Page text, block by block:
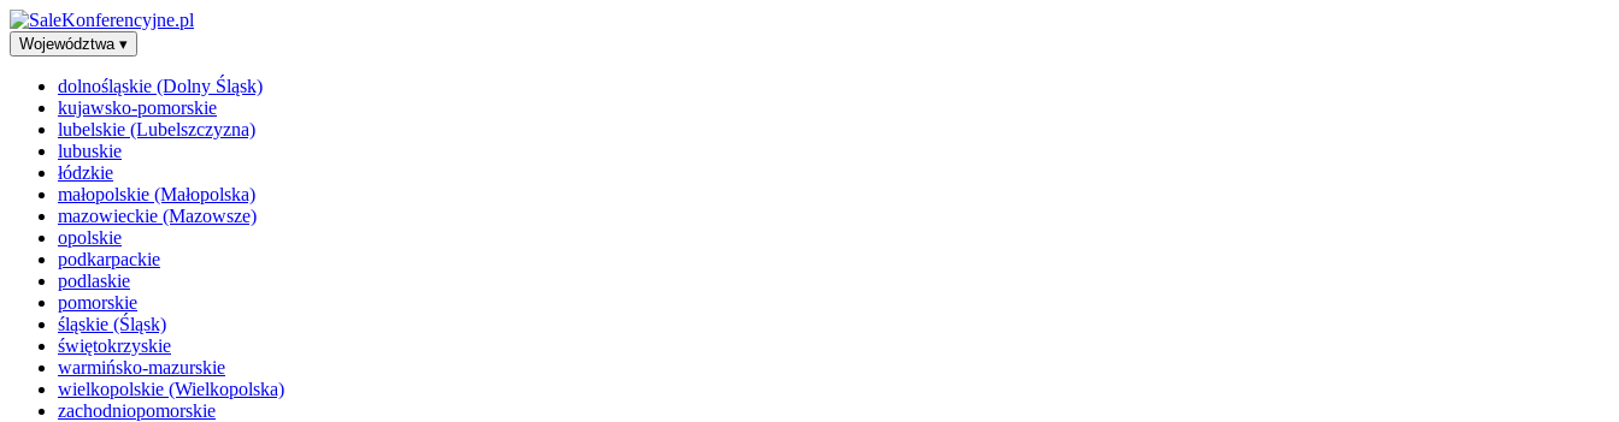
Województwa ▾
dolnośląskie (Dolny Śląsk)
kujawsko-pomorskie
lubelskie (Lubelszczyzna)
lubuskie
łódzkie
małopolskie (Małopolska)
mazowieckie (Mazowsze)
opolskie
podkarpackie
podlaskie
pomorskie
śląskie (Śląsk)
świętokrzyskie
warmińsko-mazurskie
wielkopolskie (Wielkopolska)
zachodniopomorskie